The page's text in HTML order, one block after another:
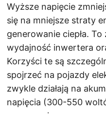
Wyższe napięcie
się na mniejsze straty
generowanie ciepła.
wydajność inwertera
Korzyści te są
spojrzeć na pojazdy
zwykle działają na
napięcia (300-550